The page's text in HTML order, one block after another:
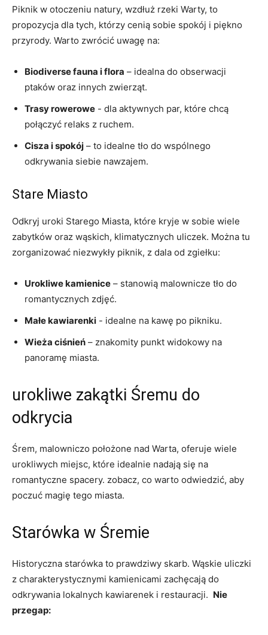
Piknik ⁣w otoczeniu natury, wzdłuż‌ rzeki Warty, to
propozycja​ dla tych, którzy ‌cenią ⁣sobie spokój i‍ piękno
przyrody. Warto​ zwrócić uwagę⁣ na:
Biodiverse fauna‍ i flora – idealna do obserwacji
ptaków oraz innych zwierząt.
Trasy rowerowe ⁢- dla aktywnych par, które chcą
połączyć relaks z ruchem.
Cisza i spokój – to idealne tło do wspólnego
odkrywania siebie nawzajem.
Stare Miasto
Odkryj ⁢uroki Starego Miasta, które kryje w sobie wiele
zabytków oraz wąskich, klimatycznych uliczek. Można ‍tu
zorganizować⁢ niezwykły piknik, z dala⁤ od zgiełku:
Urokliwe kamienice – stanowią ‍malownicze tło do
romantycznych zdjęć.
Małe kawiarenki ‍- idealne na kawę po pikniku.
Wieża ciśnień – znakomity punkt widokowy na
panoramę miasta.
urokliwe zakątki Śremu do
odkrycia
Śrem, malowniczo położone nad Warta, oferuje wiele
urokliwych miejsc, które idealnie nadają​ się na
romantyczne spacery. zobacz, co warto odwiedzić, aby
poczuć magię tego miasta.
Starówka w Śremie
Historyczna starówka to prawdziwy⁣ skarb. Wąskie uliczki
z charakterystycznymi kamienicami zachęcają do
odkrywania ‌lokalnych kawiarenek i restauracji. ‌ Nie
przegap: